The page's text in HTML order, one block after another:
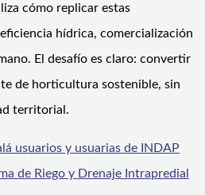
cómo replicar estas
hídrica, comercialización
El desafío es claro: convertir
de horticultura sostenible, sin
territorial.
usuarios y usuarias de INDAP
de Riego y Drenaje Intrapredial